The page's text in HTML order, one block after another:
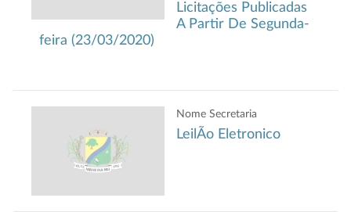
Licitações Publicadas
A Partir De Segunda-
feira (23/03/2020)
Nome Secretaria
LeilÃo Eletronico